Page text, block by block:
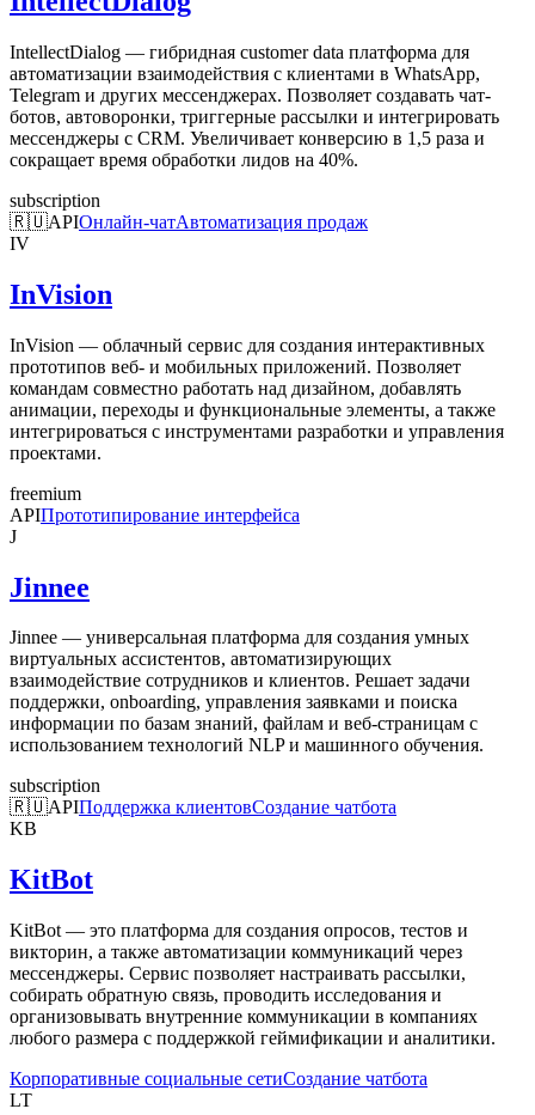
IntellectDialog — гибридная customer data платформа для
автоматизации взаимодействия с клиентами в WhatsApp,
Telegram и других мессенджерах. Позволяет создавать чат-
ботов, автоворонки, триггерные рассылки и интегрировать
мессенджеры с CRM. Увеличивает конверсию в 1,5 раза и
сокращает время обработки лидов на 40%.
subscription
🇷🇺APIОнлайн-чатАвтоматизация продаж
IV
InVision
InVision — облачный сервис для создания интерактивных
прототипов веб- и мобильных приложений. Позволяет
командам совместно работать над дизайном, добавлять
анимации, переходы и функциональные элементы, а также
интегрироваться с инструментами разработки и управления
проектами.
freemium
APIПрототипирование интерфейса
J
Jinnee
Jinnee — универсальная платформа для создания умных
виртуальных ассистентов, автоматизирующих
взаимодействие сотрудников и клиентов. Решает задачи
поддержки, onboarding, управления заявками и поиска
информации по базам знаний, файлам и веб-страницам с
использованием технологий NLP и машинного обучения.
subscription
🇷🇺APIПоддержка клиентовСоздание чатбота
KB
KitBot
KitBot — это платформа для создания опросов, тестов и
викторин, а также автоматизации коммуникаций через
мессенджеры. Сервис позволяет настраивать рассылки,
собирать обратную связь, проводить исследования и
организовывать внутренние коммуникации в компаниях
любого размера с поддержкой геймификации и аналитики.
Корпоративные социальные сетиСоздание чатбота
LT